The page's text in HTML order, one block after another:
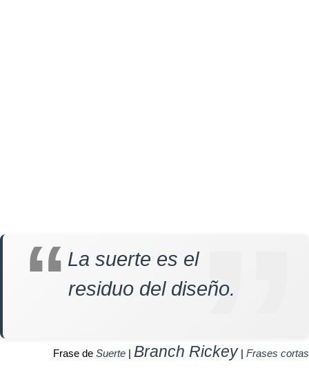
La suerte es el
residuo del diseño.
Frase de Suerte | Branch Rickey | Frases cortas